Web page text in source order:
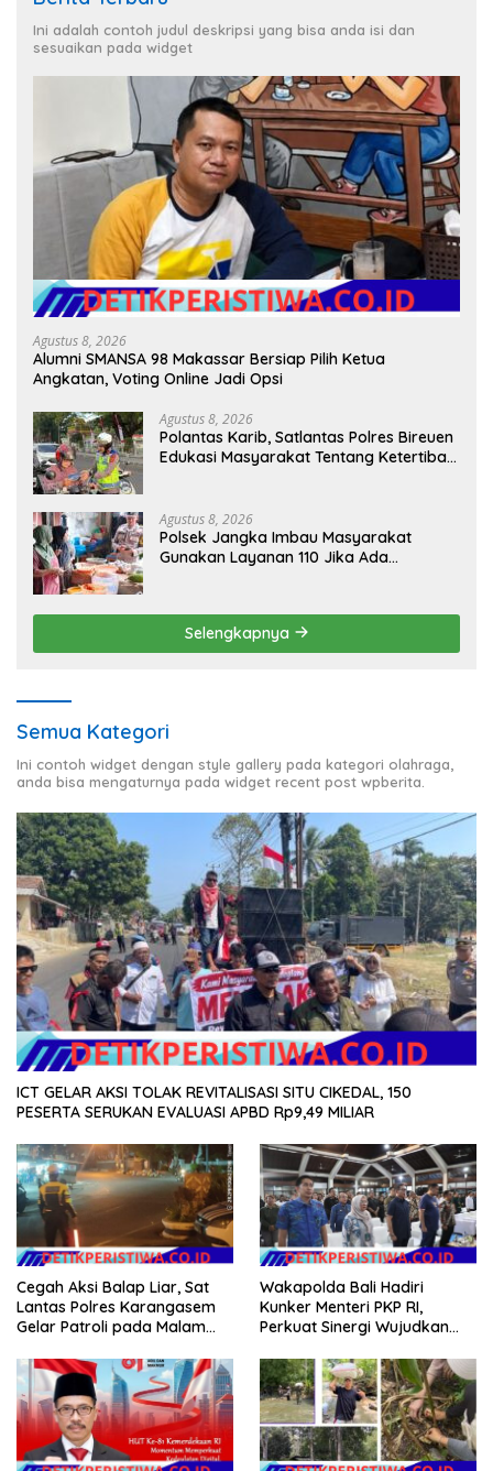
Ini adalah contoh judul deskripsi yang bisa anda isi dan
sesuaikan pada widget
Agustus 8, 2026
Alumni SMANSA 98 Makassar Bersiap Pilih Ketua
Angkatan, Voting Online Jadi Opsi
Agustus 8, 2026
Polantas Karib, Satlantas Polres Bireuen
Edukasi Masyarakat Tentang Ketertiban
Agustus 8, 2026
Polsek Jangka Imbau Masyarakat
Gunakan Layanan 110 Jika Ada
Selengkapnya
Semua Kategori
Ini contoh widget dengan style gallery pada kategori olahraga,
anda bisa mengaturnya pada widget recent post wpberita.
ICT GELAR AKSI TOLAK REVITALISASI SITU CIKEDAL, 150
PESERTA SERUKAN EVALUASI APBD Rp9,49 MILIAR
Cegah Aksi Balap Liar, Sat
Lantas Polres Karangasem
Gelar Patroli pada Malam
Wakapolda Bali Hadiri
Kunker Menteri PKP RI,
Perkuat Sinergi Wujudkan
Masyarakat